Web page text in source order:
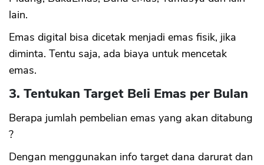
lain.
Emas digital bisa dicetak menjadi emas fisik, jika
diminta. Tentu saja, ada biaya untuk mencetak
emas.
3. Tentukan Target Beli Emas per Bulan
Berapa jumlah pembelian emas yang akan ditabung
?
Dengan menggunakan info target dana darurat dan